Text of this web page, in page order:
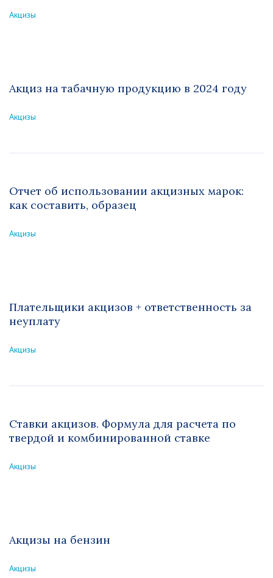
Акцизы
Акциз на табачную продукцию в 2024 году
Акцизы
Отчет об использовании акцизных марок:
как составить, образец
Акцизы
Плательщики акцизов + ответственность за
неуплату
Акцизы
Ставки акцизов. Формула для расчета по
твердой и комбинированной ставке
Акцизы
Акцизы на бензин
Акцизы